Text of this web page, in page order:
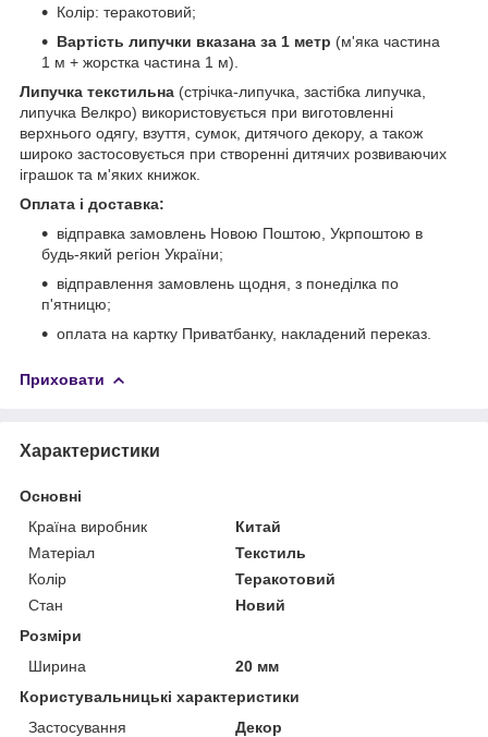
Колір: теракотовий;
Вартість липучки вказана за 1 метр (м'яка частина
1 м + жорстка частина 1 м).
Липучка текстильна (стрічка-липучка, застібка липучка,
липучка Велкро) використовується при виготовленні
верхнього одягу, взуття, сумок, дитячого декору, а також
широко застосовується при створенні дитячих розвиваючих
іграшок та м'яких книжок.
Оплата і доставка:
відправка замовлень Новою Поштою, Укрпоштою в
будь-який регіон України;
відправлення замовлень щодня, з понеділка по
п'ятницю;
оплата на картку Приватбанку, накладений переказ.
Приховати
Характеристики
Основні
Країна виробник
Китай
Матеріал
Текстиль
Колір
Теракотовий
Стан
Новий
Розміри
Ширина
20 мм
Користувальницькі характеристики
Застосування
Декор